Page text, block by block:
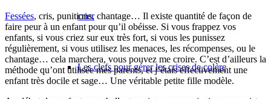
crier
Les clefs pour gérer les crises de colère
Fessées, cris, punitions, chantage… Il existe quantité de façon de
faire peur à un enfant pour qu’il obéisse. Si vous frappez vos
enfants, si vous criez sur eux très fort, si vous les punissez
régulièrement, si vous utilisez les menaces, les récompenses, ou le
chantage… cela marchera, vous pouvez me croire. C’est d’ailleurs la
méthode qu’ont utilisée mes parents, et j’étais effectivement une
enfant très docile et sage… Une véritable petite fille modèle.